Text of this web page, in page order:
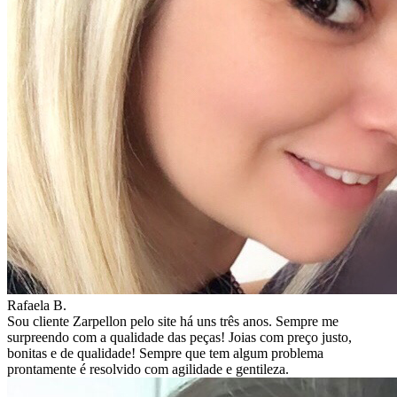
Rafaela B.
Sou cliente Zarpellon pelo site há uns três anos. Sempre me
surpreendo com a qualidade das peças! Joias com preço justo,
bonitas e de qualidade! Sempre que tem algum problema
prontamente é resolvido com agilidade e gentileza.